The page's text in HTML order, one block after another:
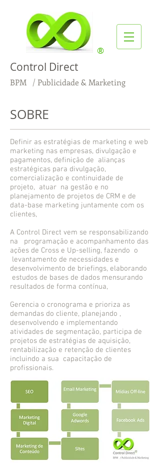
Control Direct
BPM / Publicidade & Marketing
®
Definir as estratégias de marketing e web
marketing nas empresas, divulgação e
pagamentos, definição de alianças
estratégicas para divulgação,
comercialização e continuidade de
projeto, atuar na gestão e no
planejamento de projetos de CRM e de
data-base marketing juntamente com os
clientes,
A Control Direct vem se responsabilizando
na programação e acompanhamento das
ações de Cross e Up-selling, fazendo o
levantamento de necessidades e
desenvolvimento de briefings, elaborando
estudos de bases de dados mensurando
resultados de forma contínua,
Gerencia o cronograma e prioriza as
demandas do cliente, planejando ,
desenvolvendo e implementando
atividades de segmentação, participa de
projetos de estratégias de aquisição,
rentabilização e retenção de clientes
incluindo a sua capacitação de
profissionais.
SOBRE